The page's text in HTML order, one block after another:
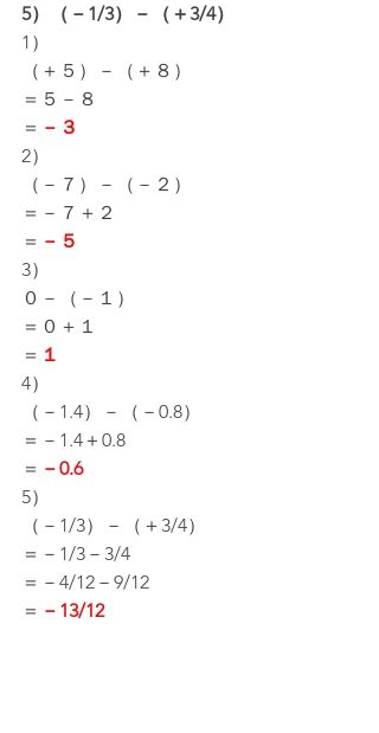
5）（－1/3）－（＋3/4）
1）
（＋５）－（＋８）
＝５－８
＝ －３
2）
（－７）－（－２）
＝－７＋２
＝ －５
3）
０－（－１）
＝０＋１
＝ １
4）
（－1.4）－（－0.8）
＝－1.4＋0.8
＝ －0.6
5）
（－1/3）－（＋3/4）
＝－1/3－3/4
＝－4/12－9/12
＝ －13/12